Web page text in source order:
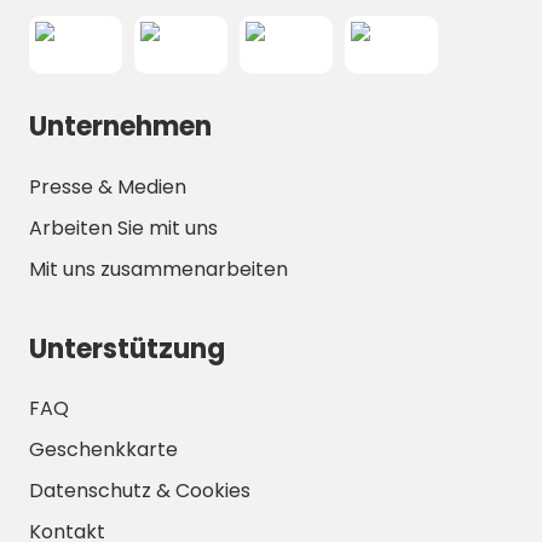
nächtlichen Aufpreis), müssen aber an
der Leine geführt werden und die
Sicherheit & Regeln: Ruhige
Rücksichtnahme auf andere Gäste
tragen zu einem angenehmen Aufenthalt
bei - informieren Sie sich an der
Rezeption über die vollständigen
Richtlinien des Campingplatzes.
Unternehmen
Presse & Medien
Arbeiten Sie mit uns
Mit uns zusammenarbeiten
Unterstützung
FAQ
Geschenkkarte
Datenschutz & Cookies
Kontakt